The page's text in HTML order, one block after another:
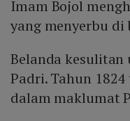
Imam Bojol
yang menyerbu di
Belanda
Padri. Tahun
dalam maklumat